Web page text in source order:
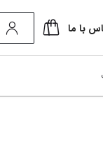
با ما